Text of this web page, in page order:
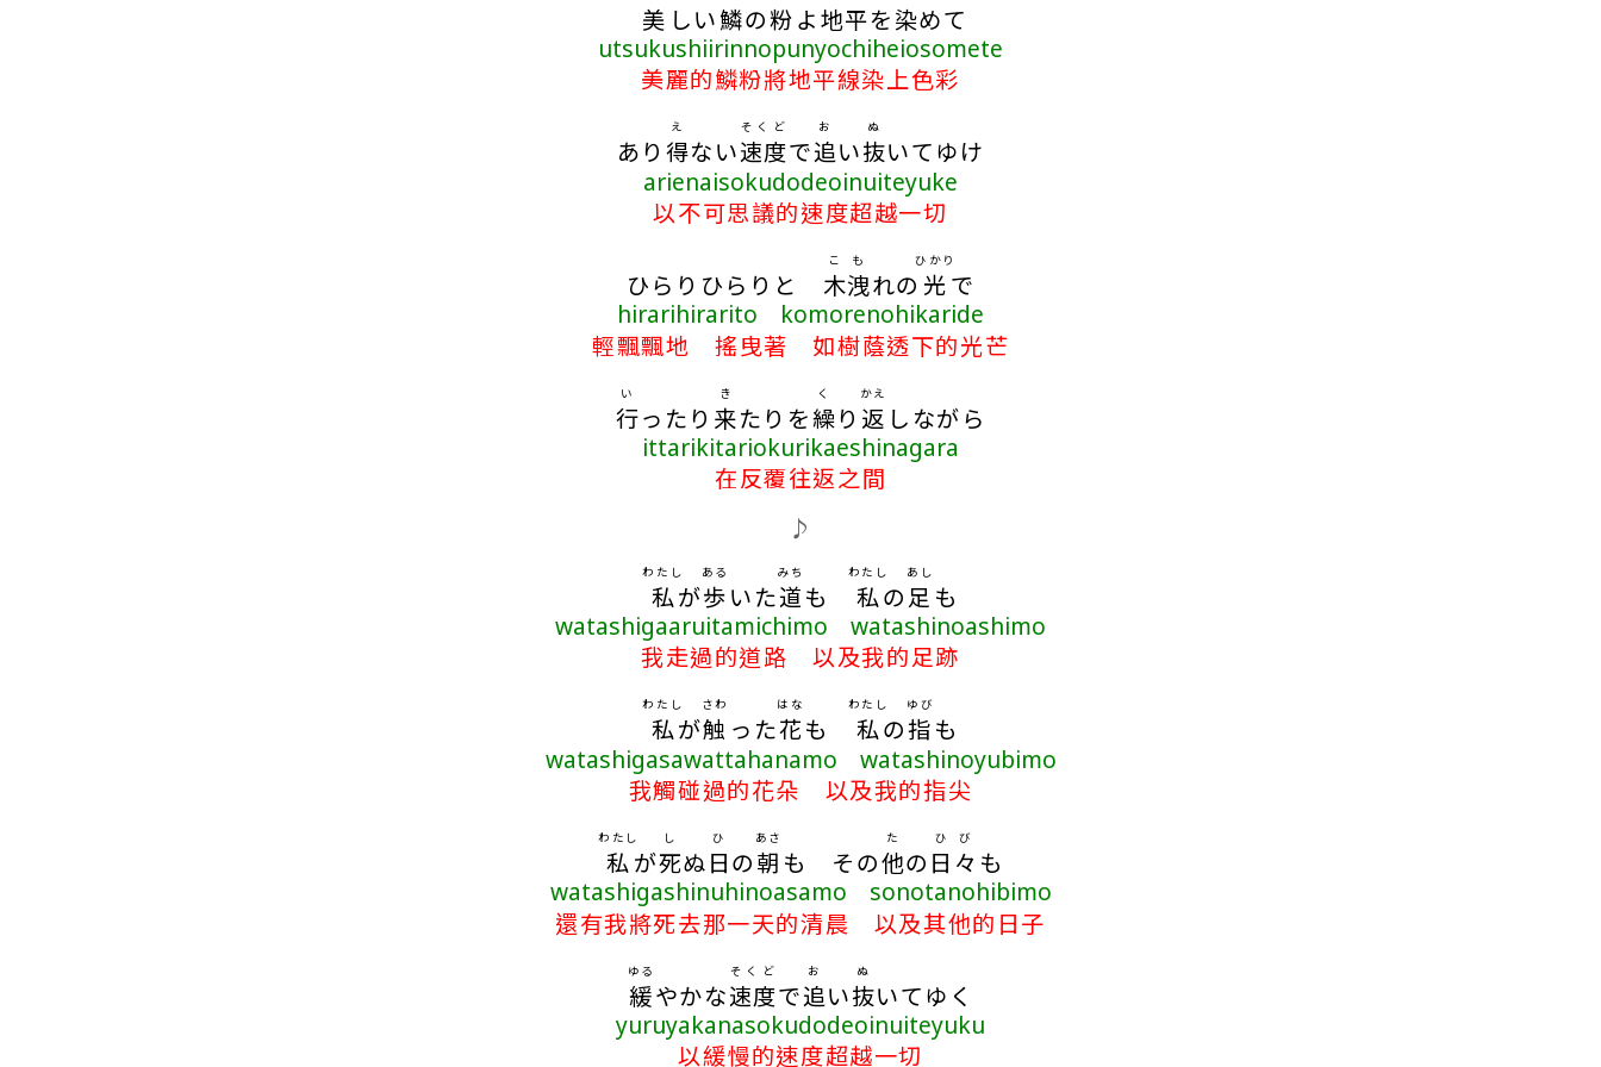
美 しい鱗の粉よ地平を染めて
utsukushiirinnopunyochiheiosomete
美麗的鱗粉將地平線染上色彩
あり 得
え
ない速度
そくど
で追
お
い抜
ぬ
いてゆけ
arienaisokudodeoinuiteyuke
以不可思議的速度超越一切
ひらりひらりと 木洩
こも
れの 光
ひかり
で
hirarihirarito komorenohikaride
輕飄飄地 搖曳著 如樹蔭透下的光芒
行
い
ったり 来
き
たりを繰
く
り 返
かえ
しながら
ittarikitariokurikaeshinagara
在反覆往返之間
♪
私
わたし
が歩
ある
いた道
みち
も 私
わたし
の足
あし
も
watashigaaruitamichimo watashinoashimo
我走過的道路 以及我的足跡
私
わたし
が触
さわ
った花
はな
も 私
わたし
の指
ゆび
も
watashigasawattahanamo watashinoyubimo
我觸碰過的花朵 以及我的指尖
私
わたし
が死
し
ぬ日
ひ
の朝
あさ
も その他
た
の 日々
ひび
も
watashigashinuhinoasamo sonotanohibimo
還有我將死去那一天的清晨 以及其他的日子
緩
ゆる
やかな速度
そくど
で追
お
い抜
ぬ
いてゆく
yuruyakanasokudodeoinuiteyuku
以緩慢的速度超越一切